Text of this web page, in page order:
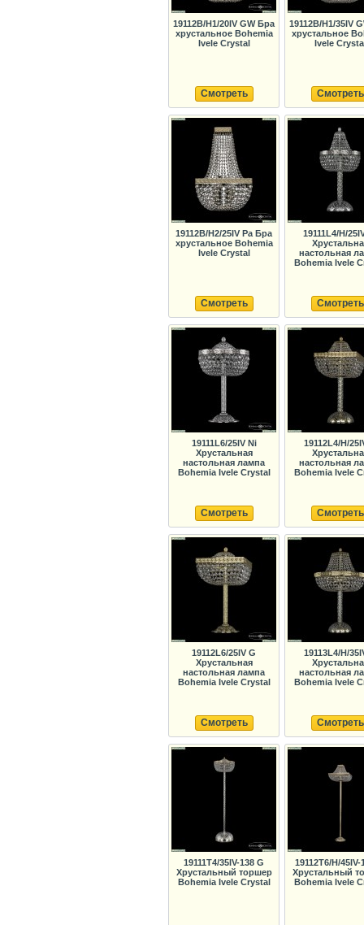
19112B/H1/20IV GW Бра
хрустальное Bohemia
Ivele Crystal
Смотреть
19112B/H1/35IV
хрустальное
Ivele
Смотреть
19112B/H2/25IV Pa Бра
хрустальное Bohemia
Ivele Crystal
Смотреть
19111L4/H/
настольная
Bohemia Ivele
Смотреть
19111L6/25IV Ni
Хрустальная
настольная лампа
Bohemia Ivele Crystal
Смотреть
19112L4/H/
настольная
Bohemia Ivele
Смотреть
19112L6/25IV G
Хрустальная
настольная лампа
Bohemia Ivele Crystal
Смотреть
19113L4/H/
настольная
Bohemia Ivele
Смотреть
19111T4/35IV-138 G
Хрустальный торшер
Bohemia Ivele Crystal
19112T6/H/45IV-
Хрустальный
Bohemia Ivele